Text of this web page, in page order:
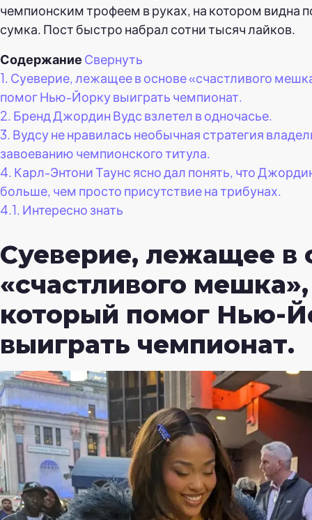
чемпионским трофеем в руках, на котором видна
сумка. Пост быстро набрал сотни тысяч лайков.
Содержание Свернуть
1. Суеверие, лежащее в основе «счастливого
помог Нью-Йорку выиграть чемпионат.
2. Бренд Джордин Вудс взлетел в одночасье.
3. Вудсу не нравилась необычная стратегия
завоеванию чемпионского титула.
4. Карл-Энтони Таунс ясно дал понять, что
больше, чем просто присутствие на трибунах.
4.1. Интересно знать
Суеверие, лежащее в
«счастливого мешка»,
который помог Нью-
выиграть чемпионат.